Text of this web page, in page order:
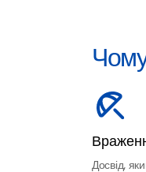
Досвід,